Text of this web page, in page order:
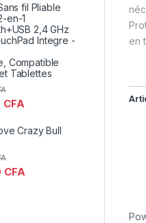
en
fil Pliable
en-1
2,4 GHz
Integre -
Compatible
Tablettes
CFA
Crazy Bull
CFA